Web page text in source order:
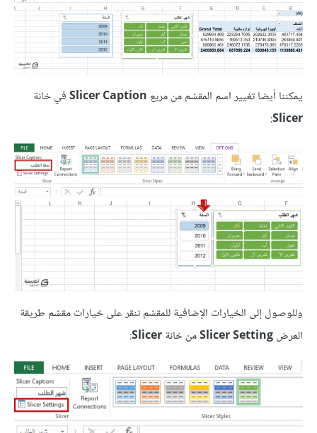
يمكننا أيضا تغيير اسم المقسّم من مربع
في خانة
Slicer
:
وللوصول إلى الخيارات الإضافية للمقسّم ننقر على خيارات مقسّم طريقة
العرضSlicer Settingمن خانةSlicer
: